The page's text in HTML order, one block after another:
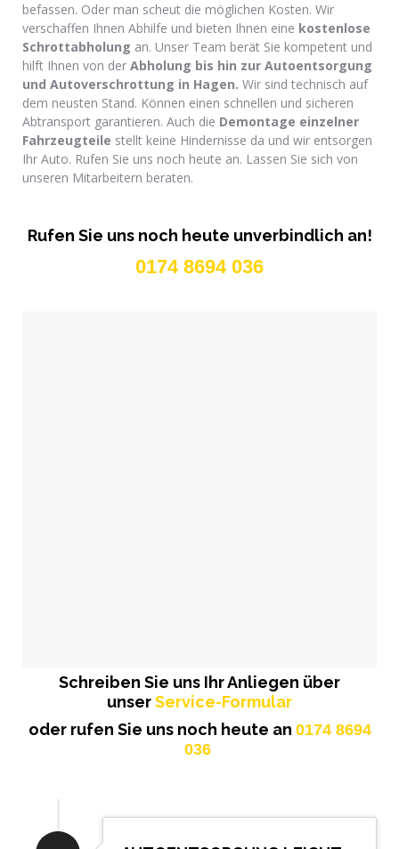
befassen. Oder man scheut die möglichen Kosten. Wir
verschaffen Ihnen Abhilfe und bieten Ihnen eine kostenlose
Schrottabholung an. Unser Team berät Sie kompetent und
hilft Ihnen von der Abholung bis hin zur Autoentsorgung
und Autoverschrottung in Hagen. Wir sind technisch auf
dem neusten Stand. Können einen schnellen und sicheren
Abtransport garantieren. Auch die Demontage einzelner
Fahrzeugteile stellt keine Hindernisse da und wir entsorgen
Ihr Auto. Rufen Sie uns noch heute an. Lassen Sie sich von
unseren Mitarbeitern beraten.
Rufen Sie uns noch heute unverbindlich an!
0174 8694 036
Schreiben Sie uns Ihr Anliegen über
unserService-Formular
oder rufen Sie uns noch heute an 0174 8694
036